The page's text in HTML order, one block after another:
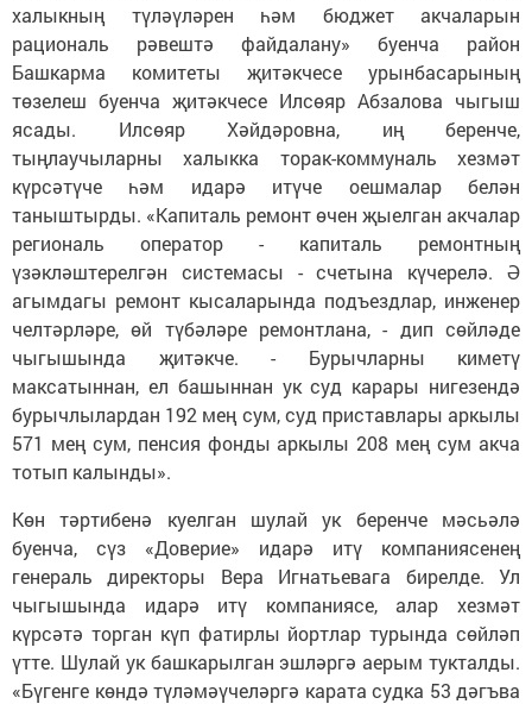
халыкның түләүләрен һәм бюджет акчаларын
рациональ рәвештә файдалану» буенча район
Башкарма комитеты җитәкчесе урынбасарының
төзелеш буенча җитәкчесе Илсөяр Абзалова чыгыш
ясады. Илсөяр Хәйдәровна, иң беренче,
тыңлаучыларны халыкка торак-коммуналь хезмәт
күрсәтүче һәм идарә итүче оешмалар белән
таныштырды. «Капиталь ремонт өчен җыелган акчалар
региональ оператор - капиталь ремонтның
үзәкләштерелгән системасы - счетына күчерелә. Ә
агымдагы ремонт кысаларында подъездлар, инженер
челтәрләре, өй түбәләре ремонтлана, - дип сөйләде
чыгышында җитәкче. - Бурычларны киметү
максатыннан, ел башыннан ук суд карары нигезендә
бурычлылардан 192 мең сум, суд приставлары аркылы
571 мең сум, пенсия фонды аркылы 208 мең сум акча
тотып калынды».
Көн тәртибенә куелган шулай ук беренче мәсьәлә
буенча, сүз «Доверие» идарә итү компаниясенең
генераль директоры Вера Игнатьевага бирелде. Ул
чыгышында идарә итү компаниясе, алар хезмәт
күрсәтә торган күп фатирлы йортлар турында сөйләп
үтте. Шулай ук башкарылган эшләргә аерым тукталды.
«Бүгенге көндә түләмәүчеләргә карата судка 53 дәгъва